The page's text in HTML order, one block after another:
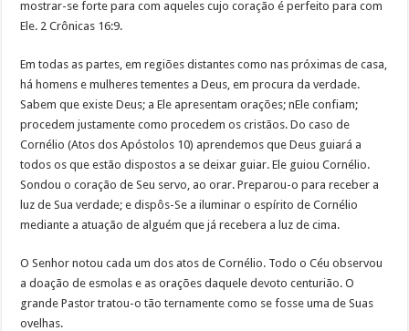
mostrar-se forte para com aqueles cujo coração é perfeito para com
Ele. 2 Crônicas 16:9.
Em todas as partes, em regiões distantes como nas próximas de casa,
há homens e mulheres tementes a Deus, em procura da verdade.
Sabem que existe Deus; a Ele apresentam orações; nEle confiam;
procedem justamente como procedem os cristãos. Do caso de
Cornélio (Atos dos Apóstolos 10) aprendemos que Deus guiará a
todos os que estão dispostos a se deixar guiar. Ele guiou Cornélio.
Sondou o coração de Seu servo, ao orar. Preparou-o para receber a
luz de Sua verdade; e dispôs-Se a iluminar o espírito de Cornélio
mediante a atuação de alguém que já recebera a luz de cima.
O Senhor notou cada um dos atos de Cornélio. Todo o Céu observou
a doação de esmolas e as orações daquele devoto centurião. O
grande Pastor tratou-o tão ternamente como se fosse uma de Suas
ovelhas.